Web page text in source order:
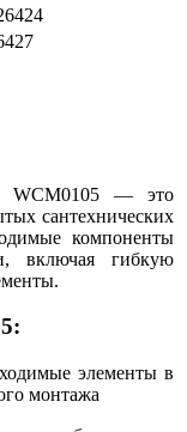
WCM0105 — это
сантехнических
компоненты
включая гибкую
элементы в
монтажа